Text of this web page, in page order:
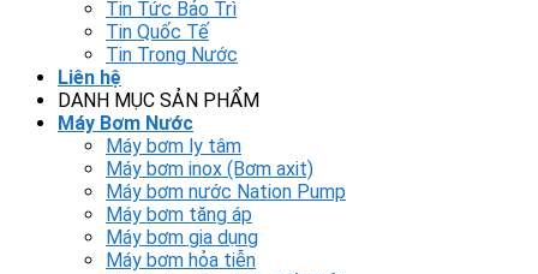
Tin Tức Bảo Trì
Tin Quốc Tế
Tin Trong Nước
Liên hệ
DANH MỤC SẢN PHẨM
Máy Bơm Nước
Máy bơm ly tâm
Máy bơm inox (Bơm axit)
Máy bơm nước Nation Pump
Máy bơm tăng áp
Máy bơm gia dụng
Máy bơm hỏa tiễn